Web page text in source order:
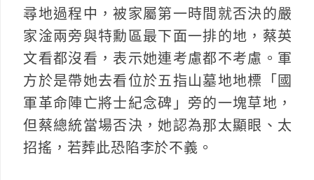
尋地過程中，被家屬第一時間就否決的嚴
家淦兩旁與特勳區最下面一排的地，蔡英
文看都沒看，表示她連考慮都不考慮。軍
方於是帶她去看位於五指山墓地地標「國
軍革命陣亡將士紀念碑」旁的一塊草地，
但蔡總統當場否決，她認為那太顯眼、太
招搖，若葬此恐陷李於不義。